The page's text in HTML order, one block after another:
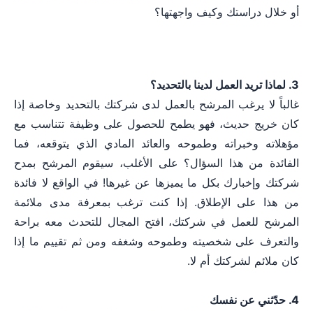
أو خلال دراستك وكيف واجهتها؟
3. لماذا تريد العمل لدينا بالتحديد؟
غالباً لا يرغب المرشح بالعمل لدى شركتك بالتحديد وخاصة إذا
كان خريج حديث، فهو يطمح للحصول على وظيفة تتناسب مع
مؤهلاته وخبراته وطموحه والعائد المادي الذي يتوقعه، فما
الفائدة من هذا السؤال؟ على الأغلب، سيقوم المرشح بمدح
شركتك وإخبارك بكل ما يميزها عن غيرها! في الواقع لا فائدة
من هذا على الإطلاق. إذا كنت ترغب بمعرفة مدى ملائمة
المرشح للعمل في شركتك، افتح المجال للتحدث معه براحة
والتعرف على شخصيته وطموحه وشغفه ومن ثم تقييم ما إذا
كان ملائم لشركتك أم لا.
4. حدّثني عن نفسك